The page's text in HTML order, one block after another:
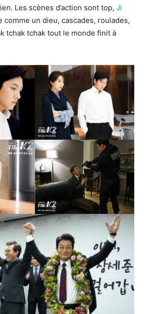
Les scènes d’action sont top, Ji
comme un dieu, cascades, roulades,
tchak tchak tout le monde finit à